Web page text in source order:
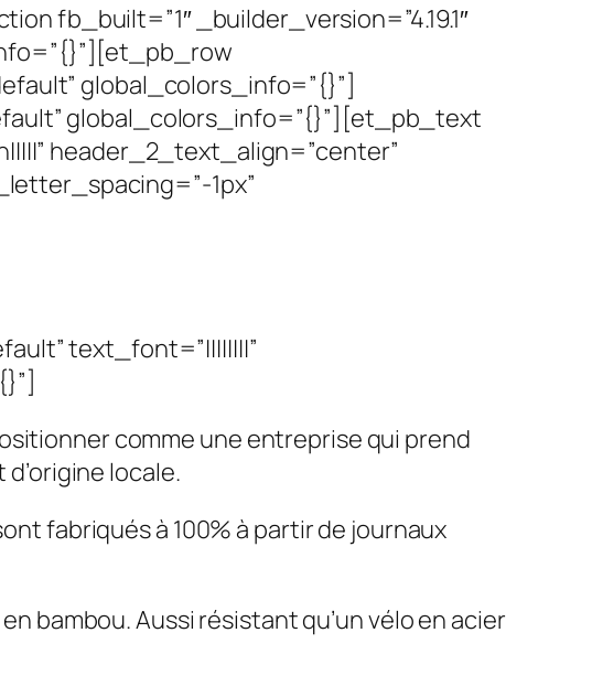
_builder_version=”4.19.1″
global_colors_info=”{}”]
global_colors_info=”{}”][et_pb_text
header_2_text_align=”center”
1px”
text_font=”||||||||”
comme une entreprise qui prend
locale.
fabriqués à 100% à partir de journaux
bambou. Aussi résistant qu’un vélo en acier